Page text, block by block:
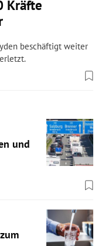
Kräfte
beschäftigt weiter
und